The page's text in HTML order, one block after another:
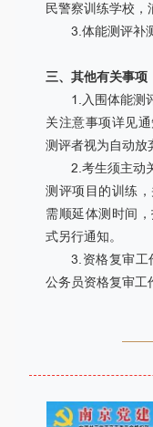
民警察训练学校，
3.体能测评补
三、其他有关事项
1.入围体能测
关注意事项详见
测评者视为自动放
2.考生须主动
测评项目的训练
需顺延体测时间
式另行通知。
3.资格复审工
公务员资格复审工